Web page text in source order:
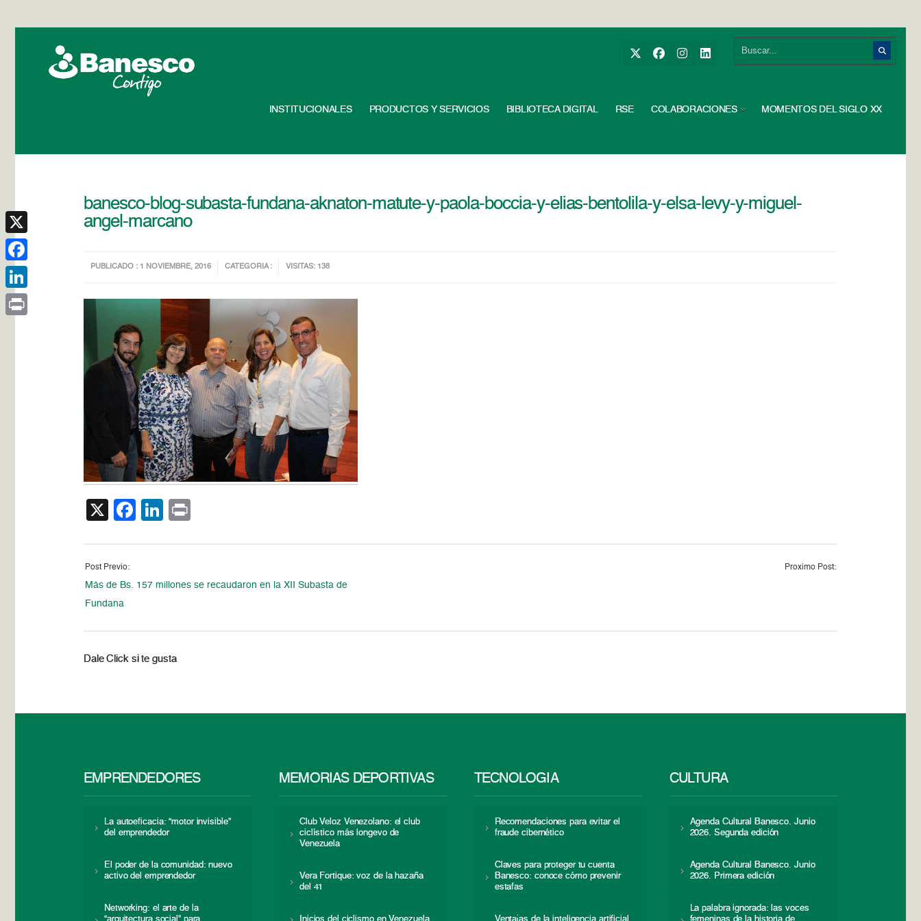
INSTITUCIONALES PRODUCTOS Y SERVICIOS BIBLIOTECA DIGITAL RSE COLABORACIONES MOMENTOS DEL SIGLO XX
banesco-blog-subasta-fundana-aknaton-matute-y-paola-boccia-y-elias-bentolila-y-elsa-levy-y-miguel-
angel-marcano
PUBLICADO : 1 NOVIEMBRE, 2016 CATEGORIA : VISITAS: 138
X Facebook
LinkedIn
Post Previo:
Más de Bs. 157 millones se recaudaron en la XII Subasta de
Fundana
Proximo Post:
Dale Click si te gusta
EMPRENDEDORES
La autoeficacia: “motor invisible”
del emprendedor
El poder de la comunidad: nuevo
activo del emprendedor
Networking: el arte de la
“arquitectura social” para
MEMORIAS DEPORTIVAS
Club Veloz Venezolano: el club
ciclístico más longevo de
Venezuela
Vera Fortique: voz de la hazaña
del 41
Inicios del ciclismo en Venezuela
TECNOLOGÍA
Recomendaciones para evitar el
fraude cibernético
Claves para proteger tu cuenta
Banesco: conoce cómo prevenir
estafas
Ventajas de la inteligencia artificial
CULTURA
Agenda Cultural Banesco. Junio
2026. Segunda edición
Agenda Cultural Banesco. Junio
2026. Primera edición
La palabra ignorada: las voces
femeninas de la historia de
X
Facebook
LinkedIn